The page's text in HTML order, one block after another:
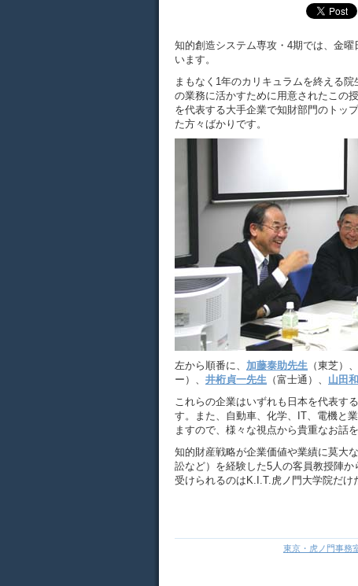
知的創造システム専攻・4期では、金曜
います。
まもなく1年のカリキュラムを終える
の業務に活かすために用意されたこの
を代表する大手企業で知財部門のトッ
た方々ばかりです。
左から順番に、 加藤泰助先生 （東芝）、
ー）、 井桁貞一先生 （富士通）、 山田
これらの企業はいずれも日本を代表す
す。また、自動車、化学、IT、電機と
ますので、様々な視点から貴重なお話
知的財産戦略が企業価値や業績に莫大
訟など）を経験した5人の客員教授陣
受けられるのはK.I.T.虎ノ門大学院だけ
東京・虎ノ門事務